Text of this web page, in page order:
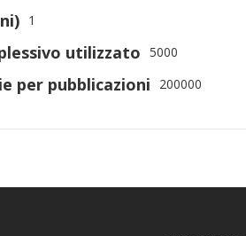
1
utilizzato 5000
per pubblicazioni 200000